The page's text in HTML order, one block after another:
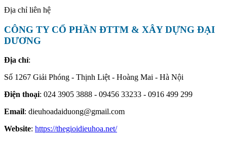
Địa chỉ liên hệ
CÔNG TY CỔ PHẦN ĐTTM & XÂY DỰNG ĐẠI
DƯƠNG
Địa chỉ:
Số 1267 Giải Phóng - Thịnh Liệt - Hoàng Mai - Hà Nội
Điện thoại: 024 3905 3888 - 09456 33233 - 0916 499 299
Email: dieuhoadaiduong@gmail.com
Website: https://thegioidieuhoa.net/